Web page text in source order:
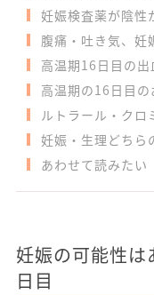
妊娠検査薬が陰性
腹痛・吐き気、妊
高温期16日目の
高温期の16日目
ルトラール・クロ
妊娠・生理どちら
あわせて読みたい
妊娠の可能性
日目